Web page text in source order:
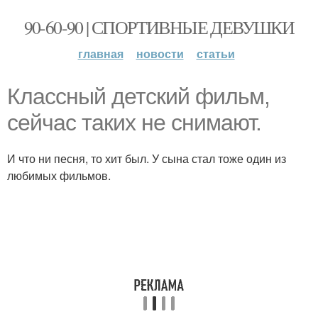
90-60-90 | СПОРТИВНЫЕ ДЕВУШКИ
главная новости статьи
Классный детский фильм,
сейчас таких не снимают.
И что ни песня, то хит был. У сына стал тоже один из
любимых фильмов.